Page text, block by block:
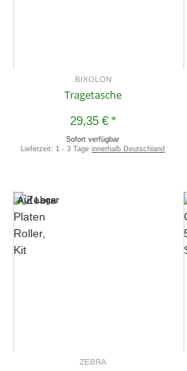
BIXOLON
Tragetasche
29,35 € *
Sofort verfügbar
Lieferzeit:1 - 3 Tageinnerhalb Deutschland
Auf Lager
ZEBRA